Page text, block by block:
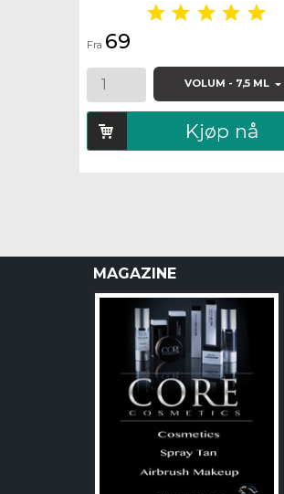
    
Fra 69
VOLUM - 7,5 ML
Kjøp nå
MAGAZINE